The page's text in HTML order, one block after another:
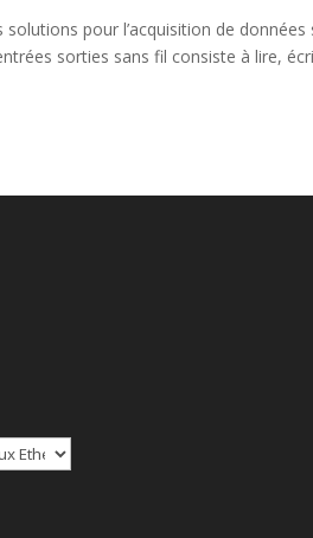
pour l’acquisition de
sorties sans fil consiste à lire,